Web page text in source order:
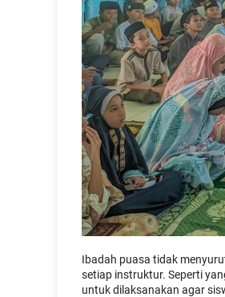
Ibadah puasa tidak
setiap instruktur. Seperti
untuk dilaksanakan agar